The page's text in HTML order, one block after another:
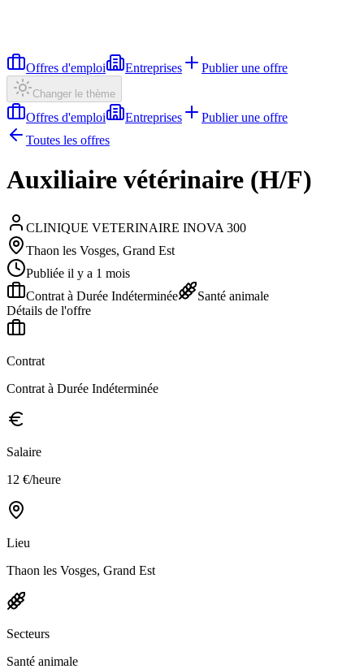
Offres d'emploi Entreprises Publier une offre
Changer le thème
Offres d'emploi Entreprises
Publier une offre
Toutes les offres
Auxiliaire vétérinaire (H/F)
CLINIQUE VETERINAIRE INOVA 300
Thaon les Vosges, Grand Est
Publiée il y a 1 mois
Contrat à Durée Indéterminée
Santé animale
Détails de l'offre
Contrat
Contrat à Durée Indéterminée
Salaire
12 €/heure
Lieu
Thaon les Vosges, Grand Est
Secteurs
Santé animale